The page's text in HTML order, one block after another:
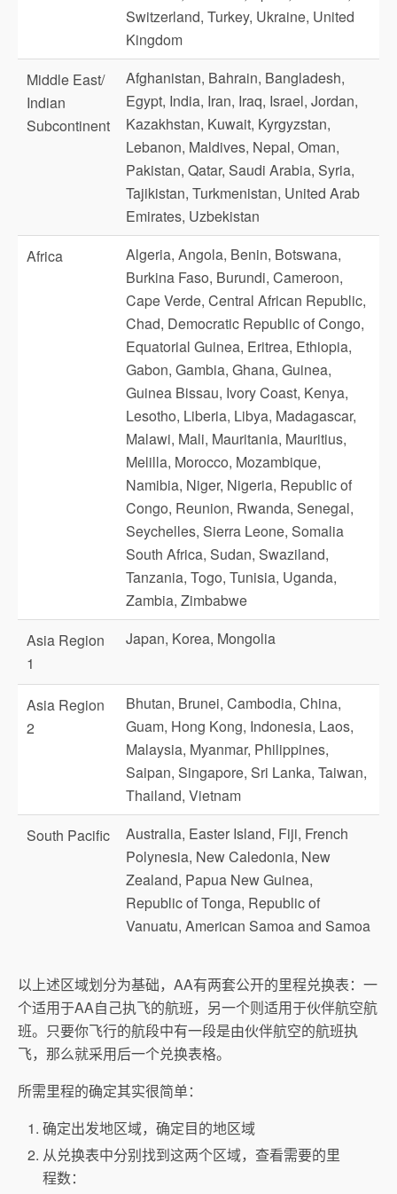
Switzerland, Turkey, Ukraine, United
Kingdom
Middle East/
Indian
Subcontinent
Afghanistan, Bahrain, Bangladesh,
Egypt, India, Iran, Iraq, Israel, Jordan,
Kazakhstan, Kuwait, Kyrgyzstan,
Lebanon, Maldives, Nepal, Oman,
Pakistan, Qatar, Saudi Arabia, Syria,
Tajikistan, Turkmenistan, United Arab
Emirates, Uzbekistan
Africa
Algeria, Angola, Benin, Botswana,
Burkina Faso, Burundi, Cameroon,
Cape Verde, Central African Republic,
Chad, Democratic Republic of Congo,
Equatorial Guinea, Eritrea, Ethiopia,
Gabon, Gambia, Ghana, Guinea,
Guinea Bissau, Ivory Coast, Kenya,
Lesotho, Liberia, Libya, Madagascar,
Malawi, Mali, Mauritania, Mauritius,
Melilla, Morocco, Mozambique,
Namibia, Niger, Nigeria, Republic of
Congo, Reunion, Rwanda, Senegal,
Seychelles, Sierra Leone, Somalia
South Africa, Sudan, Swaziland,
Tanzania, Togo, Tunisia, Uganda,
Zambia, Zimbabwe
Asia Region
1
Japan, Korea, Mongolia
Asia Region
2
Bhutan, Brunei, Cambodia, China,
Guam, Hong Kong, Indonesia, Laos,
Malaysia, Myanmar, Philippines,
Saipan, Singapore, Sri Lanka, Taiwan,
Thailand, Vietnam
South Pacific
Australia, Easter Island, Fiji, French
Polynesia, New Caledonia, New
Zealand, Papua New Guinea,
Republic of Tonga, Republic of
Vanuatu, American Samoa and Samoa
以上述区域划分为基础，AA有两套公开的里程兑换表：一
个适用于AA自己执飞的航班，另一个则适用于伙伴航空航
班。只要你飞行的航段中有一段是由伙伴航空的航班执
飞，那么就采用后一个兑换表格。
所需里程的确定其实很简单：
确定出发地区域，确定目的地区域
从兑换表中分别找到这两个区域，查看需要的里
程数：